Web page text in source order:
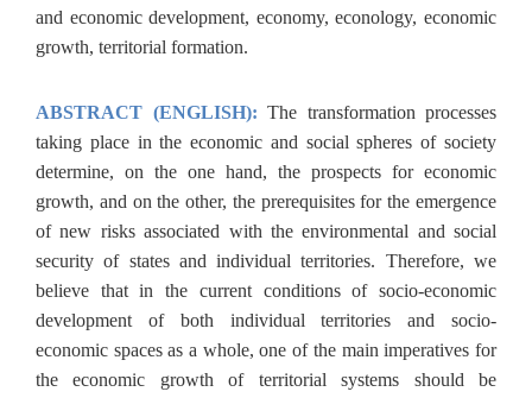
and economic development, economy, econology, economic
growth, territorial formation.
ABSTRACT (ENGLISH): The transformation processes
taking place in the economic and social spheres of society
determine, on the one hand, the prospects for economic
growth, and on the other, the prerequisites for the emergence
of new risks associated with the environmental and social
security of states and individual territories. Therefore, we
believe that in the current conditions of socio-economic
development of both individual territories and socio-
economic spaces as a whole, one of the main imperatives for
the economic growth of territorial systems should be